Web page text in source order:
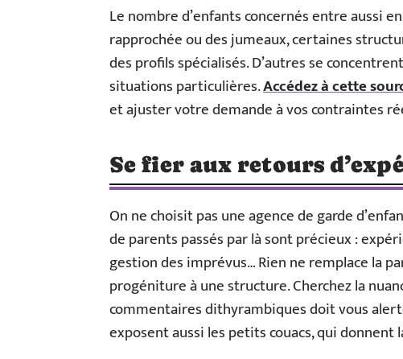
Le nombre d’enfants concernés entre aussi
rapprochée ou des jumeaux, certaines
des profils spécialisés. D’autres se
situations particulières.Accédez à cette
et ajuster votre demande à vos contraintes
Se fier aux retours
On ne choisit pas une agence de garde
de parents passés par là sont précieux :
gestion des imprévus… Rien ne remplace la
progéniture à une structure. Cherchez la
commentaires dithyrambiques doit vous
exposent aussi les petits couacs, qui